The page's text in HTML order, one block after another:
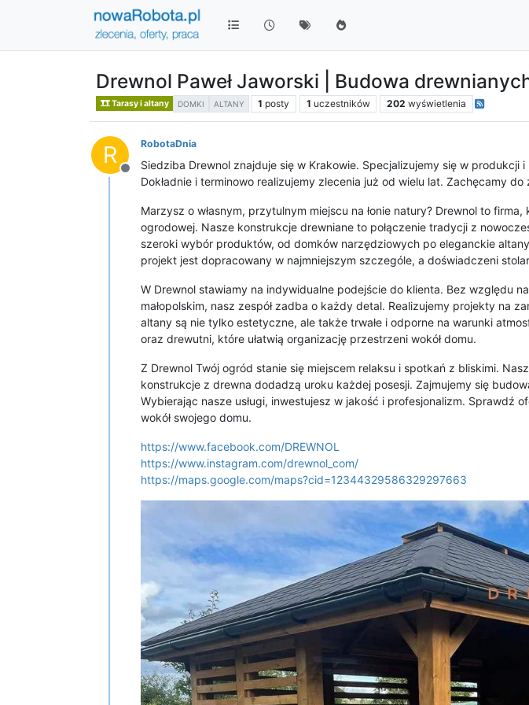
Drewnol Paweł Jaworski | Budowa
Tarasy i altany DOMKI ALTANY 1 posty 1 uczestników 202 wyświetlenia
R
Niedostępny
RobotaDnia
Siedziba Drewnol znajduje się w Krakowie. Specjalizujemy się w
Dokładnie i terminowo realizujemy zlecenia już od wielu lat. Zachęcamy
Marzysz o własnym, przytulnym miejscu na łonie natury? Drewnol to
ogrodowej. Nasze konstrukcje drewniane to połączenie tradycji z
szeroki wybór produktów, od domków narzędziowych po eleganckie
projekt jest dopracowany w najmniejszym szczególe, a doświadczeni
W Drewnol stawiamy na indywidualne podejście do klienta. Bez względu
małopolskim, nasz zespół zadba o każdy detal. Realizujemy projekty na
altany są nie tylko estetyczne, ale także trwałe i odporne na warunki
oraz drewutni, które ułatwią organizację przestrzeni wokół domu.
Z Drewnol Twój ogród stanie się miejscem relaksu i spotkań z bliskimi.
konstrukcje z drewna dodadzą uroku każdej posesji. Zajmujemy się
Wybierając nasze usługi, inwestujesz w jakość i profesjonalizm. Sprawdź
wokół swojego domu.
https://www.facebook.com/DREWNOL
https://www.instagram.com/drewnol_com/
https://maps.google.com/maps?cid=12344329586329297663